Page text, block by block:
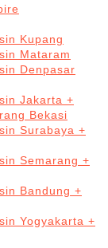
Kupang
Mataram
Denpasar
Jakarta +
Bekasi
Surabaya +
Semarang +
Bandung +
Yogyakarta +